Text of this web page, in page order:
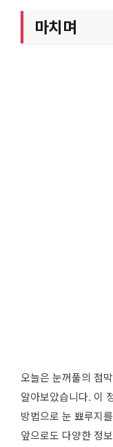
마치며
오늘은 눈꺼풀의 점
알아보았습니다. 이
방법으로 눈 뾰루지
앞으로도 다양한 정